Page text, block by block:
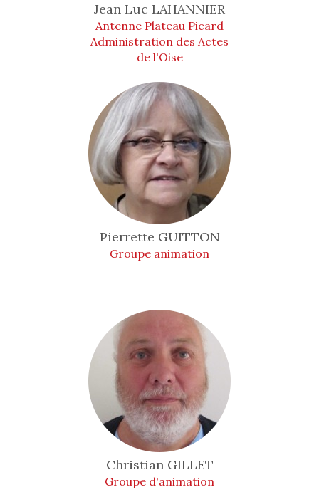
Jean Luc LAHANNIER
Antenne Plateau Picard
Administration des Actes
de l'Oise
Pierrette GUITTON
Groupe animation
Christian GILLET
Groupe d'animation